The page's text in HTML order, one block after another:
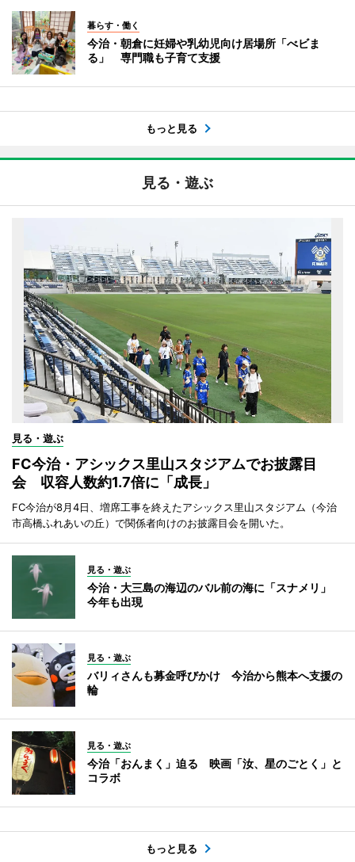
暮らす・働く
今治・朝倉に妊婦や乳幼児向け居場所「べビま
る」 専門職も子育て支援
もっと見る
見る・遊ぶ
見る・遊ぶ
FC今治・アシックス里山スタジアムでお披露目
会 収容人数約1.7倍に「成長」
FC今治が8月4日、増席工事を終えたアシックス里山スタジアム（今治
市高橋ふれあいの丘）で関係者向けのお披露目会を開いた。
見る・遊ぶ
今治・大三島の海辺のバル前の海に「スナメリ」
今年も出現
見る・遊ぶ
バリィさんも募金呼びかけ 今治から熊本へ支援の
輪
見る・遊ぶ
今治「おんまく」迫る 映画「汝、星のごとく」と
コラボ
もっと見る